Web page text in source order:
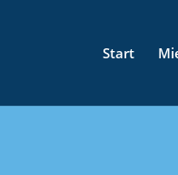
Start